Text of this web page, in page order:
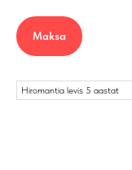
Maksa
Hiromantia levis 5 aastat